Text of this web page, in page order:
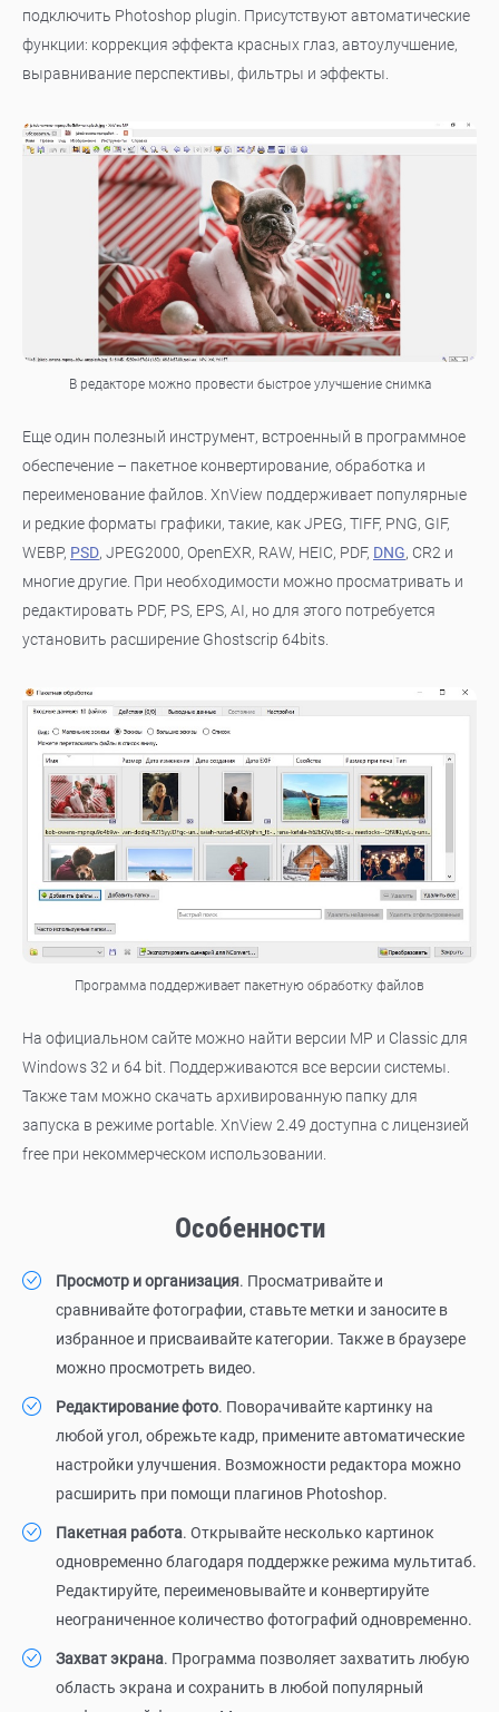
подключить Photoshop plugin. Присутствуют автоматические
функции: коррекция эффекта красных глаз, автоулучшение,
выравнивание перспективы, фильтры и эффекты.
В редакторе можно провести быстрое улучшение снимка
Еще один полезный инструмент, встроенный в программное
обеспечение – пакетное конвертирование, обработка и
переименование файлов. XnView поддерживает популярные
и редкие форматы графики, такие, как JPEG, TIFF, PNG, GIF,
WEBP, PSD, JPEG2000, OpenEXR, RAW, HEIC, PDF, DNG, CR2 и
многие другие. При необходимости можно просматривать и
редактировать PDF, PS, EPS, AI, но для этого потребуется
установить расширение Ghostscrip 64bits.
Программа поддерживает пакетную обработку файлов
На официальном сайте можно найти версии MP и Classic для
Windows 32 и 64 bit. Поддерживаются все версии системы.
Также там можно скачать архивированную папку для
запуска в режиме portable. XnView 2.49 доступна с лицензией
free при некоммерческом использовании.
Особенности
Просмотр и организация. Просматривайте и
сравнивайте фотографии, ставьте метки и заносите в
избранное и присваивайте категории. Также в браузере
можно просмотреть видео.
Редактирование фото. Поворачивайте картинку на
любой угол, обрежьте кадр, примените автоматические
настройки улучшения. Возможности редактора можно
расширить при помощи плагинов Photoshop.
Пакетная работа. Открывайте несколько картинок
одновременно благодаря поддержке режима мультитаб.
Редактируйте, переименовывайте и конвертируйте
неограниченное количество фотографий одновременно.
Захват экрана. Программа позволяет захватить любую
область экрана и сохранить в любой популярный